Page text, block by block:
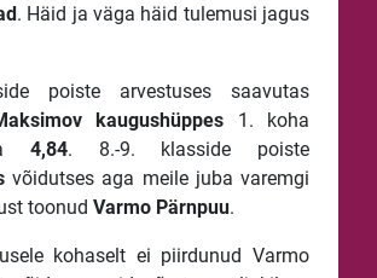
. Häid ja väga häid tulemusi jagus
poiste arvestuses saavutas
kaugushüppes 1. koha
4,84. 8.-9. klasside poiste
võidutses aga meile juba varemgi
toonud Varmo Pärnpuu.
kohaselt ei piirdunud Varmo